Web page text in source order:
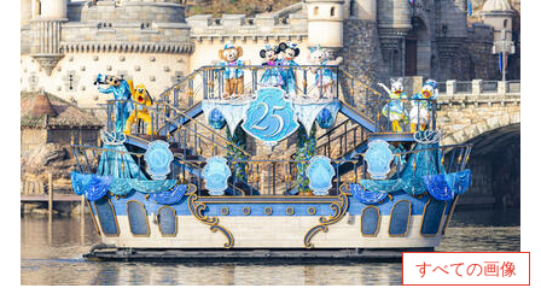
すべての画像